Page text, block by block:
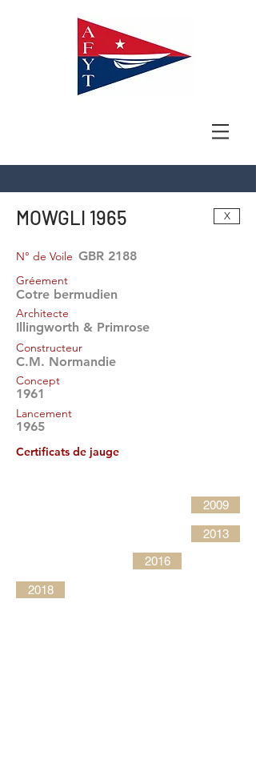
MOWGLI 1965 X
GBR 2188
N° de Voile
Gréement
Cotre bermudien
Architecte
Illingworth & Primrose
Constructeur
C.M. Normandie
Concept
1961
Lancement
1965
Certificats de jauge
2009
2013
2016
2018